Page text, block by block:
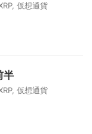
, 仮想通貨
半
, 仮想通貨